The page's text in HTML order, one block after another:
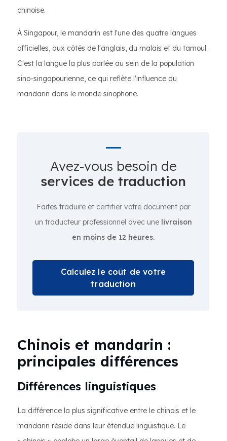
chinoise.
À Singapour, le mandarin est l'une des quatre langues
officielles, aux côtés de l'anglais, du malais et du tamoul.
C'est la langue la plus parlée au sein de la population
sino-singapourienne, ce qui reflète l'influence du
mandarin dans le monde sinophone.
Avez-vous besoin de
services de traduction
Faites traduire et certifier votre document par
un traducteur professionnel avec une livraison
en moins de 12 heures.
Calculez le coût de votre
traduction
Chinois et mandarin :
principales différences
Différences linguistiques
La différence la plus significative entre le chinois et le
mandarin réside dans leur étendue linguistique. Le